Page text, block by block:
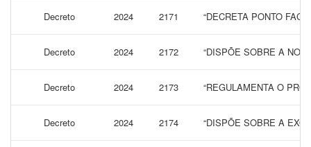
Decreto 2024 2171 “DECRETA PONTO
Decreto 2024 2172 “DISPÕE SOBRE A
Decreto 2024 2173 “REGULAMENTA O
Decreto 2024 2174 “DISPÕE SOBRE A